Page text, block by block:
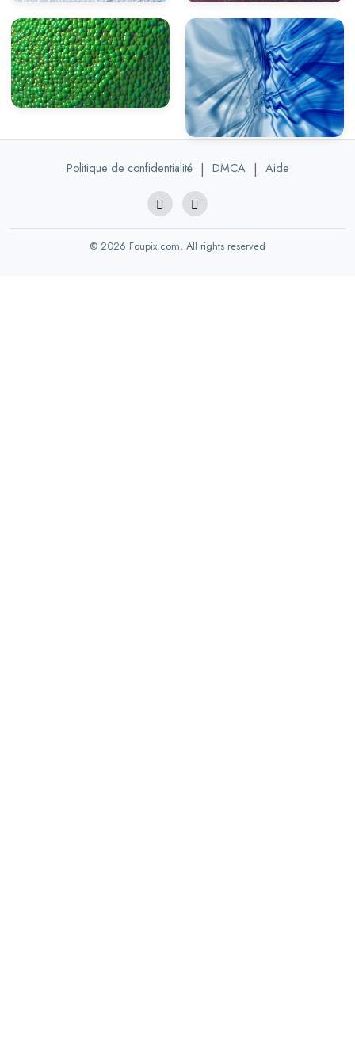
Politique de confidentialité | DMCA | Aide
© 2026 Foupix.com, All rights reserved